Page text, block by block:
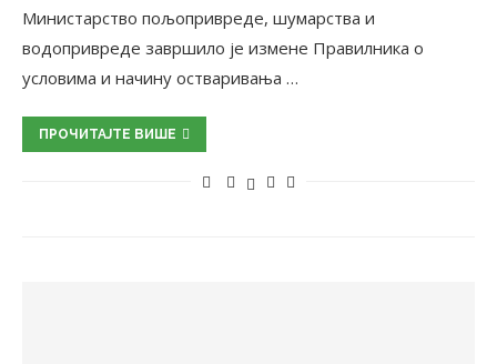
Министарство пољопривреде, шумарства и
водопривреде завршило је измене Правилника о
условима и начину остваривања …
ПРОЧИТАЈТЕ ВИШЕ